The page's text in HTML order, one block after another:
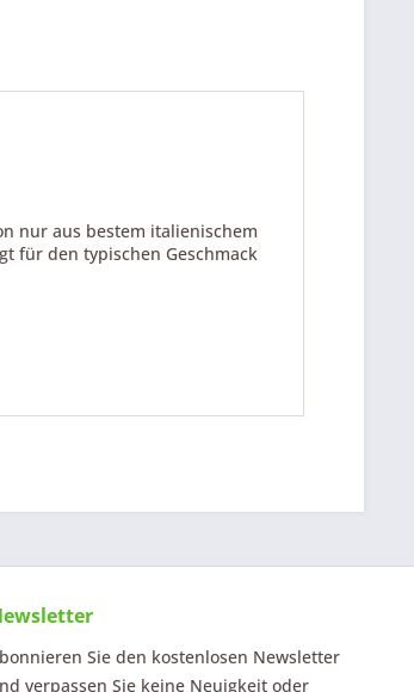
nur aus bestem italienischem
für den typischen Geschmack
Sie den kostenlosen Newsletter
verpassen Sie keine Neuigkeit oder